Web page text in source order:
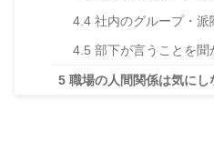
4.4 社内のグループ・派
4.5 部下が言うことを聞
5 職場の人間関係は気にし